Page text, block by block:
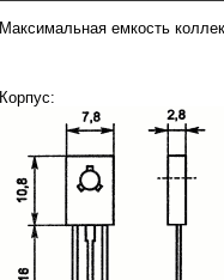
Максимальная емкость
Корпус: